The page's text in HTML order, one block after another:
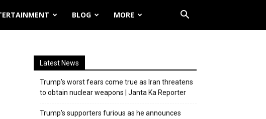
BLOG MORE
Latest News
Trump’s worst fears come true as Iran threatens
to obtain nuclear weapons | Janta Ka Reporter
Trump’s supporters furious as he announces